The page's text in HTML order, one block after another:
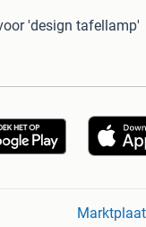
'design tafellamp'